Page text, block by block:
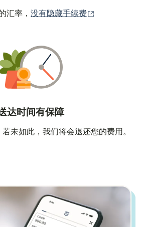
汇率， 没有隐藏手续费
达时间有保障
未如此，我们将会退还您的费用。